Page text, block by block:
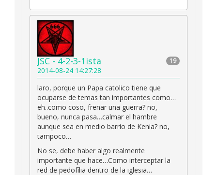
19
JSC - 4-2-3-1ista
2014-08-24 14:27:28
laro, porque un Papa catolico tiene que
ocuparse de temas tan importantes como…
eh..como coso, frenar una guerra? no,
bueno, nunca pasa…calmar el hambre
aunque sea en medio barrio de Kenia? no,
tampoco…
No se, debe haber algo realmente
importante que hace…Como interceptar la
red de pedofília dentro de la iglesia…